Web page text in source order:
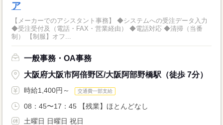
ア
【メーカーでのアシスタント事務】 ◆システムへの受注データ入力
◆受注受付及（電話・FAX・営業経由） ◆電話対応 ◆清掃（当番
制） 【制服】オフ...
一般事務・OA事務
大阪府大阪市阿倍野区/大阪阿部野橋駅（徒歩 7分）
時給1,400円～ 交通費一部支給
08：45〜17：45 【残業】ほとんどなし
土曜日 日曜日 祝日